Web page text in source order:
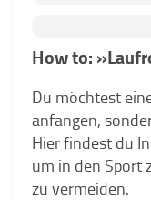
How to:
Du möchtest
anfangen,
Hier findest du
um in den Sport
zu vermeiden.